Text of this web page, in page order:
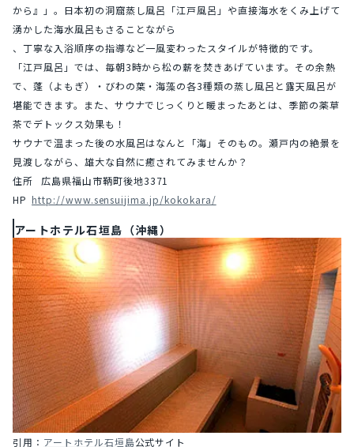
から』」。日本初の洞窟蒸し風呂「江戸風呂」や直接海水をくみ上げて
湧かした海水風呂もさることながら
、丁寧な入浴順序の指導など一風変わったスタイルが特徴的です。
「江戸風呂」では、毎朝3時から松の薪を焚きあげています。その余熱
で、蓬（よもぎ）・びわの葉・海藻の各3種類の蒸し風呂と露天風呂が
堪能できます。また、サウナでじっくりと暖まったあとは、季節の薬草
茶でデトックス効果も！
サウナで温まった後の水風呂はなんと「海」そのもの。瀬戸内の絶景を
見渡しながら、雄大な自然に癒されてみませんか？
住所	広島県福山市鞆町後地3371
http://www.sensuijima.jp/kokokara/
アートホテル石垣島（沖縄）
引用： アートホテル石垣島公式サイト